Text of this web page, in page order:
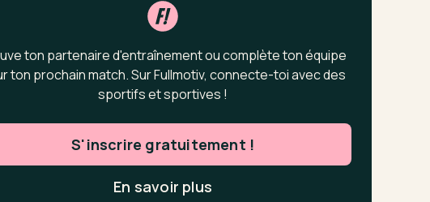
ton partenaire d'entraînement ou complète ton équipe
ton prochain match. Sur Fullmotiv, connecte-toi avec des
sportifs et sportives !
S'inscrire gratuitement !
En savoir plus